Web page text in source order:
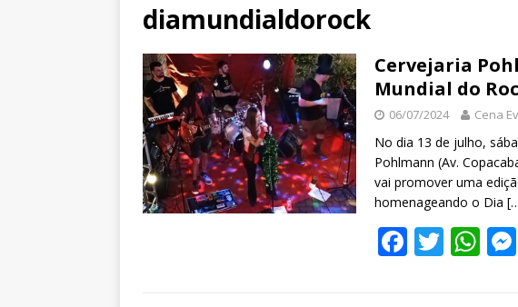
diamundialdorock
Cervejaria
Mundial do
06/07/2024 Cena
No dia 13 de julho,
Pohlmann (Av.
vai promover uma
homenageando o Dia
F
ac
T
w
W
h